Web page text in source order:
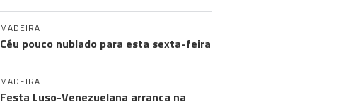
MADEIRA
Céu pouco nublado para esta sexta-feira
MADEIRA
Festa Luso-Venezuelana arranca na